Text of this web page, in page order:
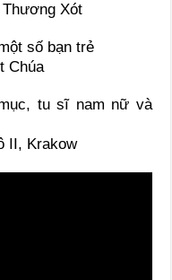
Xót
số bạn trẻ
Chúa
tu sĩ nam nữ và
II, Krakow